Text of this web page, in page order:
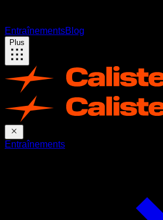
EntraînementsBlog
Plus
Entraînements